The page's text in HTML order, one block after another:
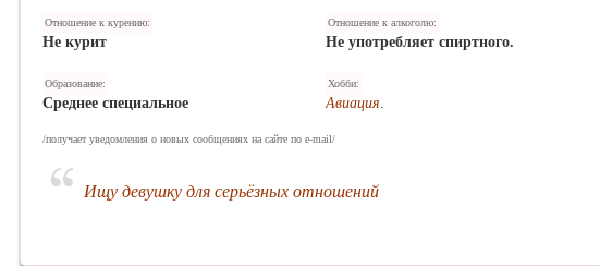
Отношение к курению:
Не курит
Отношение к алкоголю:
Не употребляет спиртного.
Образование:
Среднее специальное
Хобби:
Авиация.
/получает уведомления о новых сообщениях на сайте по e-mail/
Ищу девушку для серьёзных отношений